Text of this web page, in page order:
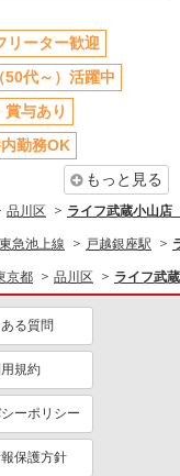
リーター歓迎
50代～）活躍中
賞与あり
勤務OK
もっと見る
品川区 ライフ武蔵小山店
東急池上線 戸越銀座駅
京都 品川区 ライフ武
る質問
規約
ーポリシー
保護方針